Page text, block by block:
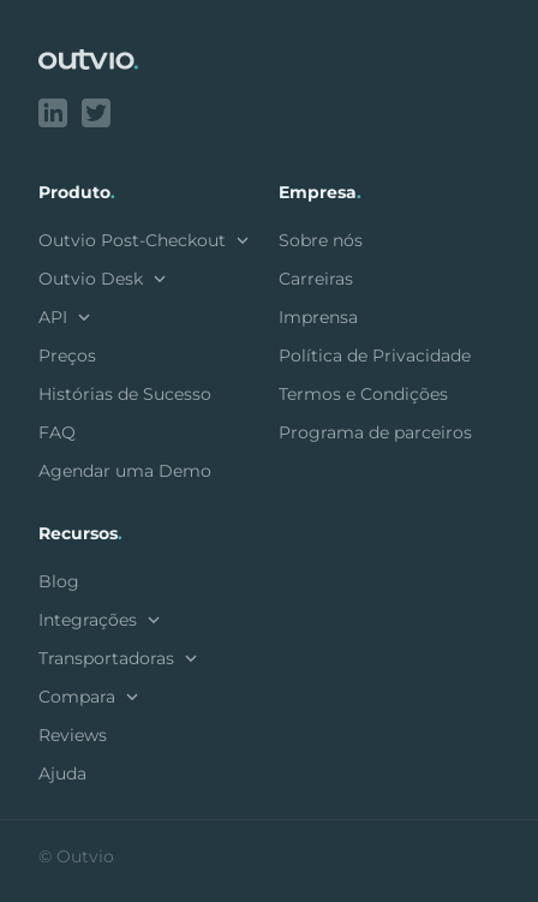
Produto.
Outvio Post-Checkout
Outvio Desk
API
Preços
Histórias de Sucesso
FAQ
Agendar uma Demo
Empresa.
Sobre nós
Carreiras
Imprensa
Política de Privacidade
Termos e Condições
Programa de parceiros
Recursos.
Blog
Integrações
Transportadoras
Compara
Reviews
Ajuda
© Outvio